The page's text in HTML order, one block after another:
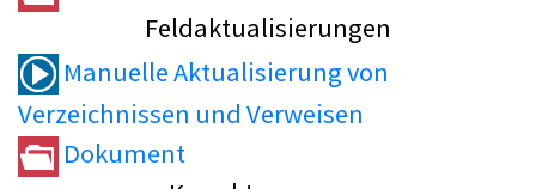
Feldaktualisierungen
Manuelle Aktualisierung von
Verzeichnissen und Verweisen
Dokument